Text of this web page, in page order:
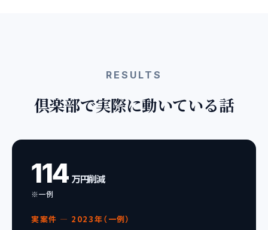
RESULTS
倶楽部で実際に動いている話
114 万円削減
※一例
実案件 — 2023年（一例）